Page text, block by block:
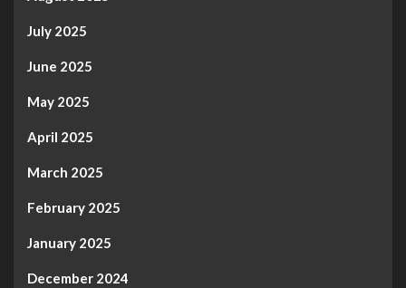
July 2025
June 2025
May 2025
April 2025
March 2025
February 2025
January 2025
December 2024